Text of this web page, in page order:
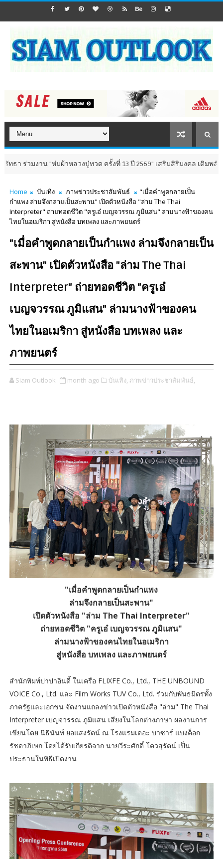
"ห่มผ้าหลวงปู่ทวด ครั้งที่ 13 ปี 2569" เสริมสิริมงคล เติมพลังใจ 8-9 สิง
Home บันเทิง ภาพข่าวประชาสัมพันธ์
"เมื่อคำพูดกลายเป็น
กำแพง ล่ามจึงกลายเป็นสะพาน" เปิดตัวหนังสือ "ล่าม The Thai
Interpreter" ถ่ายทอดชีวิต "ครูเอ๋ เบญจวรรณ ภูมิแสน" ล่ามนางฟ้าของคน
ไทยในอเมริกา สู่หนังสือ บทเพลง และภาพยนตร์
"เมื่อคำพูดกลายเป็นกำแพง ล่ามจึงกลายเป็น
สะพาน" เปิดตัวหนังสือ "ล่าม The Thai
Interpreter" ถ่ายทอดชีวิต "ครูเอ๋
เบญจวรรณ ภูมิแสน" ล่ามนางฟ้าของคน
ไทยในอเมริกา สู่หนังสือ บทเพลง และ
ภาพยนตร์
Siam Outlook month ago บันเทิง, ภาพข่าวประชาสัมพันธ์,
"เมื่อคำพูดกลายเป็นกำแพง
ล่ามจึงกลายเป็นสะพาน"
เปิดตัวหนังสือ "ล่าม The Thai Interpreter"
ถ่ายทอดชีวิต "ครูเอ๋ เบญจวรรณ ภูมิแสน"
ล่ามนางฟ้าของคนไทยในอเมริกา
สู่หนังสือ บทเพลง และภาพยนตร์
สำนักพิมพ์ปาปาอินดี้ ในเครือ FLIXFE Co., Ltd., THE UNBOUND
VOICE Co., Ltd. และ Film Works TUV Co., Ltd. ร่วมกับพันธมิตรทั้ง
ภาครัฐและเอกชน จัดงานแถลงข่าวเปิดตัวหนังสือ "ล่าม" The Thai
Interpreter เบญจวรรณ ภูมิแสน เสียงในโลกต่างภาษา ผลงานการ
เขียนโดย นิธินันท์ ยอแสงรัตน์ ณ โรงแรมเดอะ บาซาร์ แบงค็อก
รัชดาภิเษก โดยได้รับเกียรติจาก นายวีระศักดิ์ โควสุรัตน์ เป็น
ประธานในพิธีเปิดงาน